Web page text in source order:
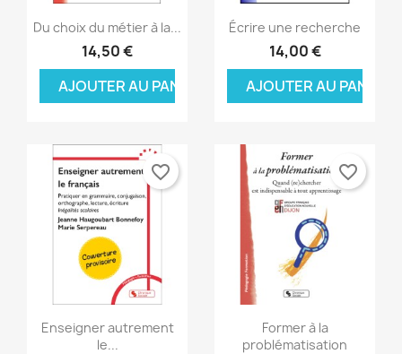
Aperçu rapide
Du choix du métier à la...
14,50 €
AJOUTER AU PANIER
Aperçu rapide
Écrire une recherche
14,00 €
AJOUTER AU PANIER
Aperçu rapide
Enseigner autrement
le...
favorite_border
Aperçu rapide
Former à la
problématisation
favorite_border